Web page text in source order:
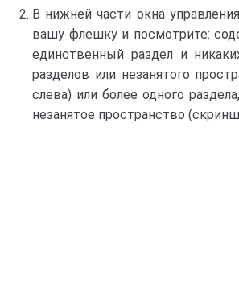
В нижней части окна
вашу флешку и посмотрите:
единственный раздел и
разделов или незанятого
слева) или более одного
незанятое пространство